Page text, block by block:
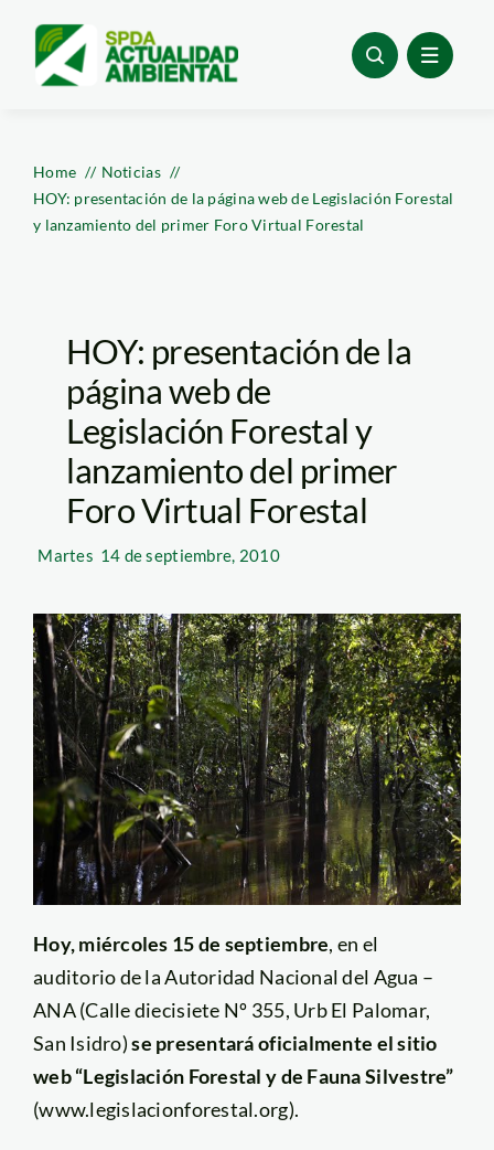
content
Home
Noticias
HOY: presentación de la página web de Legislación Forestal
y lanzamiento del primer Foro Virtual Forestal
HOY: presentación de la
página web de
Legislación Forestal y
lanzamiento del primer
Foro Virtual Forestal
Martes 14 de septiembre, 2010
Hoy, miércoles 15 de septiembre, en el
auditorio de la Autoridad Nacional del Agua –
ANA (Calle diecisiete Nº 355, Urb El Palomar,
San Isidro)se presentará oficialmente el sitio
web “Legislación Forestal y de Fauna Silvestre”
(www.legislacionforestal.org).